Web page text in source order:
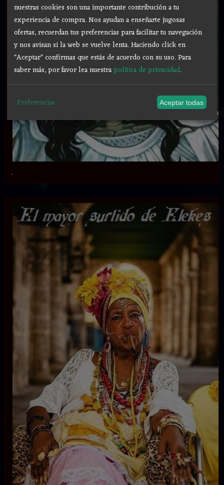
.
nuestras cookies son una importante contribución a tu
experiencia de compra. Nos ayudan a enseñarte jugosas
ofertas, recuerdan tus preferencias para facilitar tu navegación
y nos avisan si la web se vuelve lenta. Haciendo click en
"Aceptar" confirmas que estás de acuerdo con su uso.Para
saber más, por favor lea nuestrapolítica de privacidad.
Preferencias Aceptar todas